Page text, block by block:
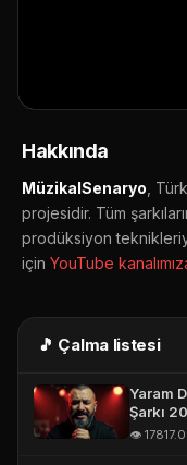
Hakkında
MüzikalSenaryo ,
projesidir. Tüm
prodüksiyon
için YouTube
🎵 Çalma listesi
Yaram
Şarkı
👁️ 178